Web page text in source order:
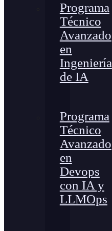
Programa
Técnico
Avanzado
en
Ingeniería
de IA
Programa
Técnico
Avanzado
en
Devops
con IA y
LLMOps